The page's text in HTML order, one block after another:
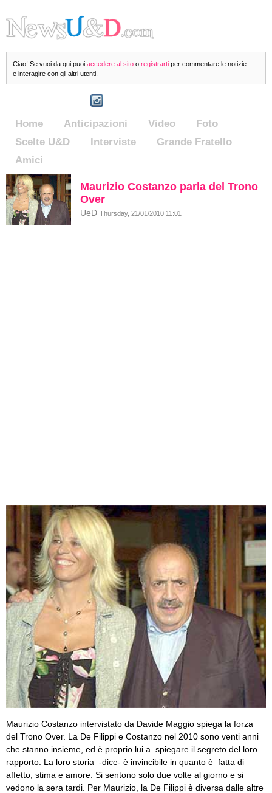
Ciao! Se vuoi da qui puoi accedere al sito o registrarti per commentare le notizie
e interagire con gli altri utenti.
Home Anticipazioni Video
Foto
Scelte U&D
Interviste
Grande Fratello
Amici
Maurizio Costanzo parla del Trono
Over
UeD Thursday, 21/01/2010 11:01
Maurizio Costanzo intervistato da Davide Maggio spiega la forza
del Trono Over. La De Filippi e Costanzo nel 2010 sono venti anni
che stanno insieme, ed è proprio lui a spiegare il segreto del loro
rapporto. La loro storia -dice- è invincibile in quanto è fatta di
affetto, stima e amore. Si sentono solo due volte al giorno e si
vedono la sera tardi. Per Maurizio, la De Filippi è diversa dalle altre